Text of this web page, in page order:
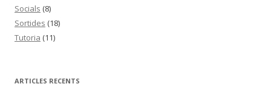
Socials (8)
Sortides (18)
Tutoria (11)
ARTICLES RECENTS